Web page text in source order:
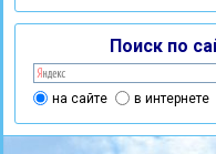
Поиск по
на сайте в интернете